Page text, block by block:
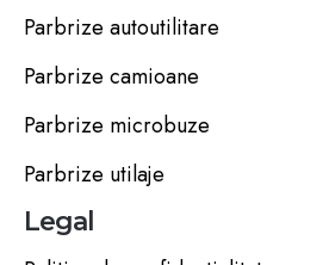
Parbrize autoutilitare
Parbrize camioane
Parbrize microbuze
Parbrize utilaje
Legal